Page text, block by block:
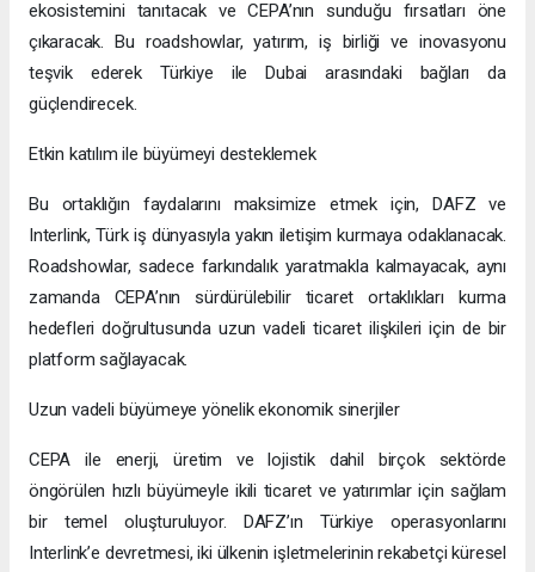
anlaşma, DAFZ’ın CEPA hedefleriyle uyumlu iş birliklerini
kolaylaştırma adına adımlar attığını ve Türk işletmelerinin
Dubai’nin canlı pazarından yararlanarak küresel ölçekte
genişlemesini desteklediğini kanıtlar nitelikte.
Yapılan iş birliğine dair memnuniyetini dile getiren Interlink
Yönetim Kurulu Başkanı Bessam Yıldırım “Bu iş birliği, CEPA
çerçevesiyle uyumlu olarak, Türk işletmelerine operasyonel
kolaylık, pazar erişimi ve Dubai’deki stratejik fırsatlardan
yararlanma imkanı sunuyor. DAFZ ile on iki yıllık ortaklığımız,
Türkiye’nin dinamik ekonomisini Dubai’nin küresel ticaret ağıyla
birleştirme gücümüzü pekiştiriyor ve sürdürülebilir büyümeye